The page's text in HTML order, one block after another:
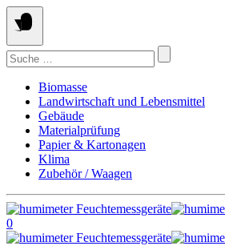
Springe
zum
Inhalt
Suchen
nach:
Biomasse
Landwirtschaft und Lebensmittel
Gebäude
Materialprüfung
Papier & Kartonagen
Klima
Zubehör / Waagen
0